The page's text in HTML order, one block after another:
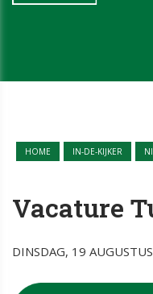
HOME IN-DE-KIJKER
Vacature
DINSDAG, 19